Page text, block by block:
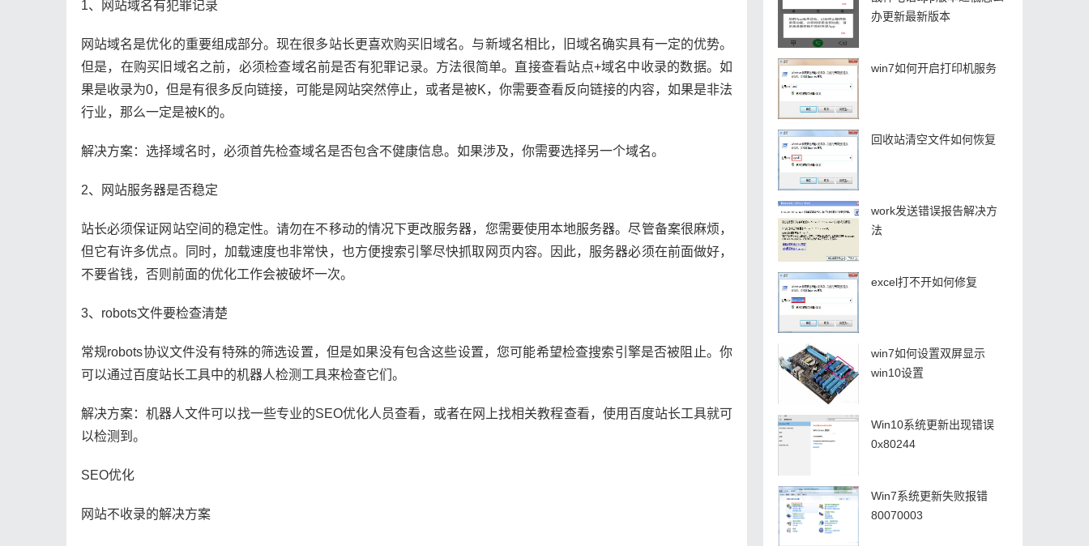
1、网站域名有犯罪记录
网站域名是优化的重要组成部分。现在很多站长更喜欢购买旧域名。与新域名相比，旧域名确实具有一定的优势。
但是，在购买旧域名之前，必须检查域名前是否有犯罪记录。方法很简单。直接查看站点+域名中收录的数据。如
果是收录为0，但是有很多反向链接，可能是网站突然停止，或者是被K，你需要查看反向链接的内容，如果是非法
行业，那么一定是被K的。
解决方案：选择域名时，必须首先检查域名是否包含不健康信息。如果涉及，你需要选择另一个域名。
2、网站服务器是否稳定
站长必须保证网站空间的稳定性。请勿在不移动的情况下更改服务器，您需要使用本地服务器。尽管备案很麻烦，
但它有许多优点。同时，加载速度也非常快，也方便搜索引擎尽快抓取网页内容。因此，服务器必须在前面做好，
不要省钱，否则前面的优化工作会被破坏一次。
3、robots文件要检查清楚
常规robots协议文件没有特殊的筛选设置，但是如果没有包含这些设置，您可能希望检查搜索引擎是否被阻止。你
可以通过百度站长工具中的机器人检测工具来检查它们。
解决方案：机器人文件可以找一些专业的SEO优化人员查看，或者在网上找相关教程查看，使用百度站长工具就可
以检测到。
SEO优化
网站不收录的解决方案
办更新最新版本
win7如何开启打印机服务
回收站清空文件如何恢复
work发送错误报告解决方
法
excel打不开如何修复
win7如何设置双屏显示
win10设置
Win10系统更新出现错误
0x80244
Win7系统更新失败报错
80070003